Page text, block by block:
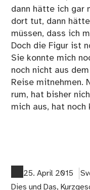
dann hätte ich gar
dort tut, dann
müssen, dass ich
Doch die Figur ist
Sie konnte mich
noch nicht aus
Reise mitnehmen.
rum, hat bisher
mich aus, hat
25. April 2015
Dies und Das,